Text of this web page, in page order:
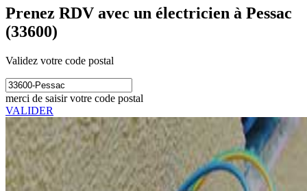
Prenez RDV avec un électricien à Pessac
(33600)
Validez votre code postal
merci de saisir votre code postal
VALIDER